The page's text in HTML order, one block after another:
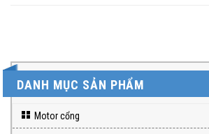
DANH MỤC SẢN PHẨM
Motor cổng